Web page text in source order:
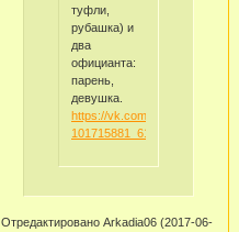
туфли,
рубашка) и
два
официанта:
парень,
девушка.
https://vk.com/wall-
101715881_6162
Отредактировано Arkadia06 (2017-06-